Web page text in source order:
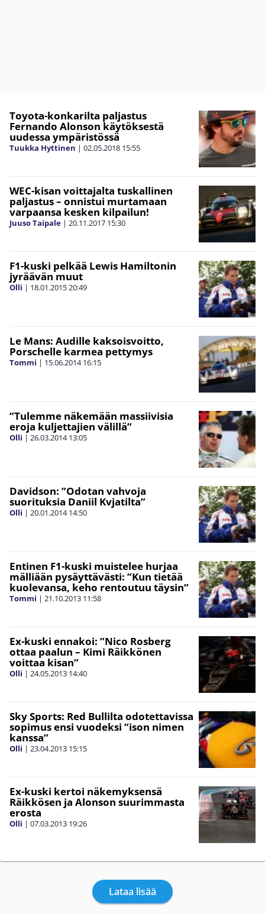
Toyota-konkarilta paljastus
Fernando Alonson käytöksestä
uudessa ympäristössä
Tuukka Hyttinen | 02.05.2018 15:55
WEC-kisan voittajalta tuskallinen
paljastus – onnistui murtamaan
varpaansa kesken kilpailun!
Juuso Taipale | 20.11.2017 15:30
F1-kuski pelkää Lewis Hamiltonin
jyräävän muut
Olli | 18.01.201520:49
Le Mans: Audille kaksoisvoitto,
Porschelle karmea pettymys
Tommi | 15.06.2014 16:15
”Tulemme näkemään massiivisia
eroja kuljettajien välillä”
Olli | 26.03.2014 13:05
Davidson: ”Odotan vahvoja
suorituksia Daniil Kvjatilta”
Olli | 20.01.2014 14:50
Entinen F1-kuski muistelee hurjaa
mälliään pysäyttävästi: ”Kun tietää
kuolevansa, keho rentoutuu täysin”
Tommi | 21.10.2013 11:58
Ex-kuski ennakoi: ”Nico Rosberg
ottaa paalun – Kimi Räikkönen
voittaa kisan”
Olli | 24.05.2013 14:40
Sky Sports: Red Bullilta odotettavissa
sopimus ensi vuodeksi ”ison nimen
kanssa”
Olli | 23.04.2013 15:15
Ex-kuski kertoi näkemyksensä
Räikkösen ja Alonson suurimmasta
erosta
Olli | 07.03.2013 19:26
Lataa lisää